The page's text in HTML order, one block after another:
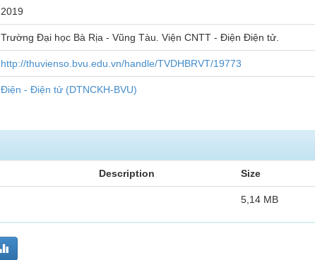
2019
Trường Đại học Bà Rịa - Vũng Tàu. Viện CNTT - Điện Điện tử.
http://thuvienso.bvu.edu.vn/handle/TVDHBRVT/19773
Điện - Điện tử (DTNCKH-BVU)
Description Size
5,14 MB